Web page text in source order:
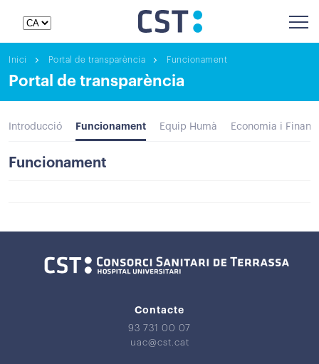
Inici Portal de transparència Funcionament
Portal de transparència
Introducció Funcionament Equip Humà Economia i
Funcionament
Contacte
93 731 00 07
uac@cst.cat